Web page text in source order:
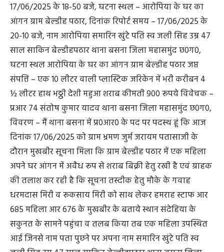
17/06/2025 के 18-50 बजे, घटना स्थल – आरोपिया के घर का
आंगन ग्राम बेल्डीह पठार, दिनांक रिपोर्ट समय – 17/06/2025 के
20-10 बजे, नाम आरोपिया समारिन खुंटे पति स्व जली सिह उम्र 47
साल साकिन बेल्डीहपठार थाना बसना जिला महासमुंद छ0ग0,
घटना स्थल आरोपिया के घर का आंगन ग्राम बेल्डीह पठार जप्त
संपत्ति – एक 10 लीटर वाली प्लास्टिक जरिकेन में भरी करीबन 4
½ लीटर हाथ भठ्ठी देशी महुआ शराब कीमती 900 रूपये विवेचक –
प्रआर 74 संतोष कुमार यादव थाना बसना जिला महासमुंद छ0ग0,
विवरण – मैं थाना बसना में प्र0आर0 के पद पर पदस्थ हूं कि आज
दिनांक 17/06/2025 को ग्राम भ्रमण जुर्म जरायम पतासाजी के
दौरान मुखबीर सूचना मिला कि ग्राम बेल्डीह पठार में एक महिला
अपने घर आंगन में अवैध रूप से शराब बिक्री हेतु रखी है एवं ग्राहक
की तलाश कर रही है कि सूचना तस्दीक हेतु मौके के गवाह
धरमदास मिरी व रूकसाय मिरी को साथ लेकर हमराह स्टाफ आर
685 महिला आर 676 के मुखबीर के बताये स्थान संदेहिया के
सकुनत के सामने पहुंचा व तलब किया तब एक महिला उपस्थित
आई जिनसे नाम पता पुछने पर अपना नाम समारिन खुंटे पति स्व